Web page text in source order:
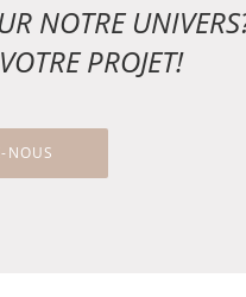
NOTRE
PROJET!
NOUS